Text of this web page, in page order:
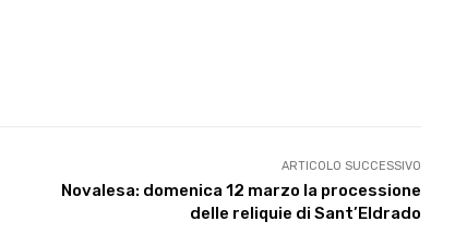
ARTICOLO SUCCESSIVO
Novalesa: domenica 12 marzo la processione
delle reliquie di Sant’Eldrado